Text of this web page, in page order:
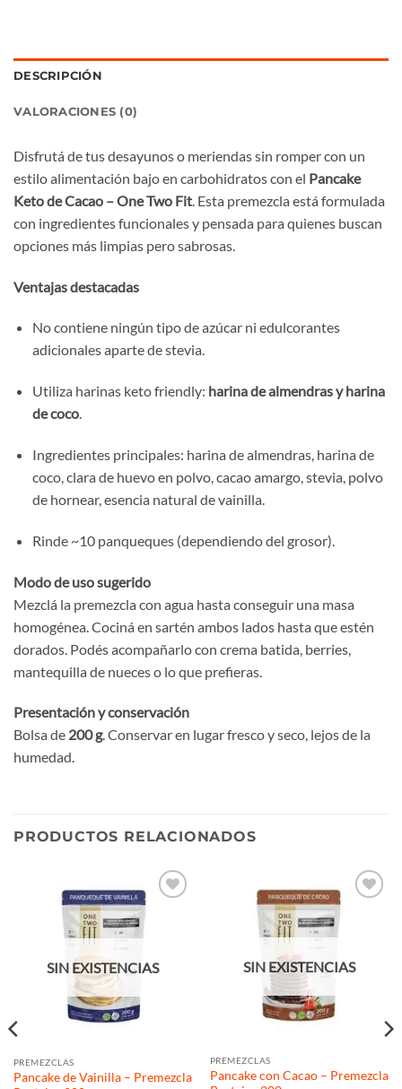
DESCRIPCIÓN
VALORACIONES (0)
Disfrutá de tus desayunos o meriendas sin romper con un
estilo alimentación bajo en carbohidratos con el Pancake
Keto de Cacao – One Two Fit. Esta premezcla está formulada
con ingredientes funcionales y pensada para quienes buscan
opciones más limpias pero sabrosas.
Ventajas destacadas
No contiene ningún tipo de azúcar ni edulcorantes
adicionales aparte de stevia.
Utiliza harinas keto friendly: harina de almendras y harina
de coco.
Ingredientes principales: harina de almendras, harina de
coco, clara de huevo en polvo, cacao amargo, stevia, polvo
de hornear, esencia natural de vainilla.
Rinde ~10 panqueques (dependiendo del grosor).
Modo de uso sugerido
Mezclá la premezcla con agua hasta conseguir una masa
homogénea. Cociná en sartén ambos lados hasta que estén
dorados. Podés acompañarlo con crema batida, berries,
mantequilla de nueces o lo que prefieras.
Presentación y conservación
Bolsa de 200 g. Conservar en lugar fresco y seco, lejos de la
humedad.
PRODUCTOS RELACIONADOS
SIN EXISTENCIAS
PREMEZCLAS
Pancake de Vainilla – Premezcla
SIN EXISTENCIAS
PREMEZCLAS
Pancake con Cacao – Premezcla